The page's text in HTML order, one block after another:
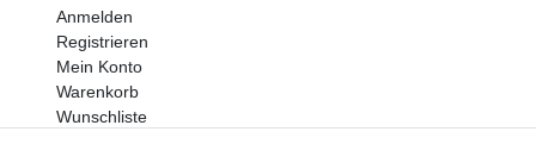
Anmelden
Registrieren
Mein Konto
Warenkorb
Wunschliste